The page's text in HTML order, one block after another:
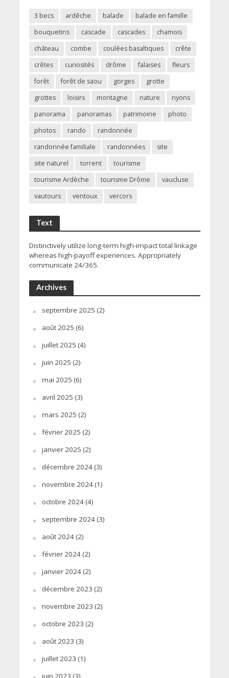
3 becs ardêche balade
balade en famille
bouquetins
cascade cascades
chamois
château
combe coulées basaltiques
crête
crêtes
curiosités drôme falaises
fleurs
forêt
forêt de saou gorges
grotte
grottes
loisirs montagne nature
nyons
panorama
panoramas patrimoine
photo
photos
rando
randonnée
randonnée familiale
randonnées
site
site naturel
torrent
tourisme
tourisme Ardèche
tourisme Drôme
vaucluse
vautours
ventoux vercors
Text
Distinctively utilize long-term high-impact total linkage
whereas high-payoff experiences. Appropriately
communicate 24/365.
Archives
septembre 2025 (2)
août 2025 (6)
juillet 2025 (4)
juin 2025 (2)
mai 2025 (6)
avril 2025 (3)
mars 2025 (2)
février 2025 (2)
janvier 2025 (2)
décembre 2024(3)
novembre 2024(1)
octobre 2024(4)
septembre 2024(3)
août 2024(2)
février 2024(2)
janvier 2024(2)
décembre 2023 (2)
novembre 2023 (2)
octobre 2023 (2)
août 2023 (3)
juillet 2023 (1)
juin 2023 (3)